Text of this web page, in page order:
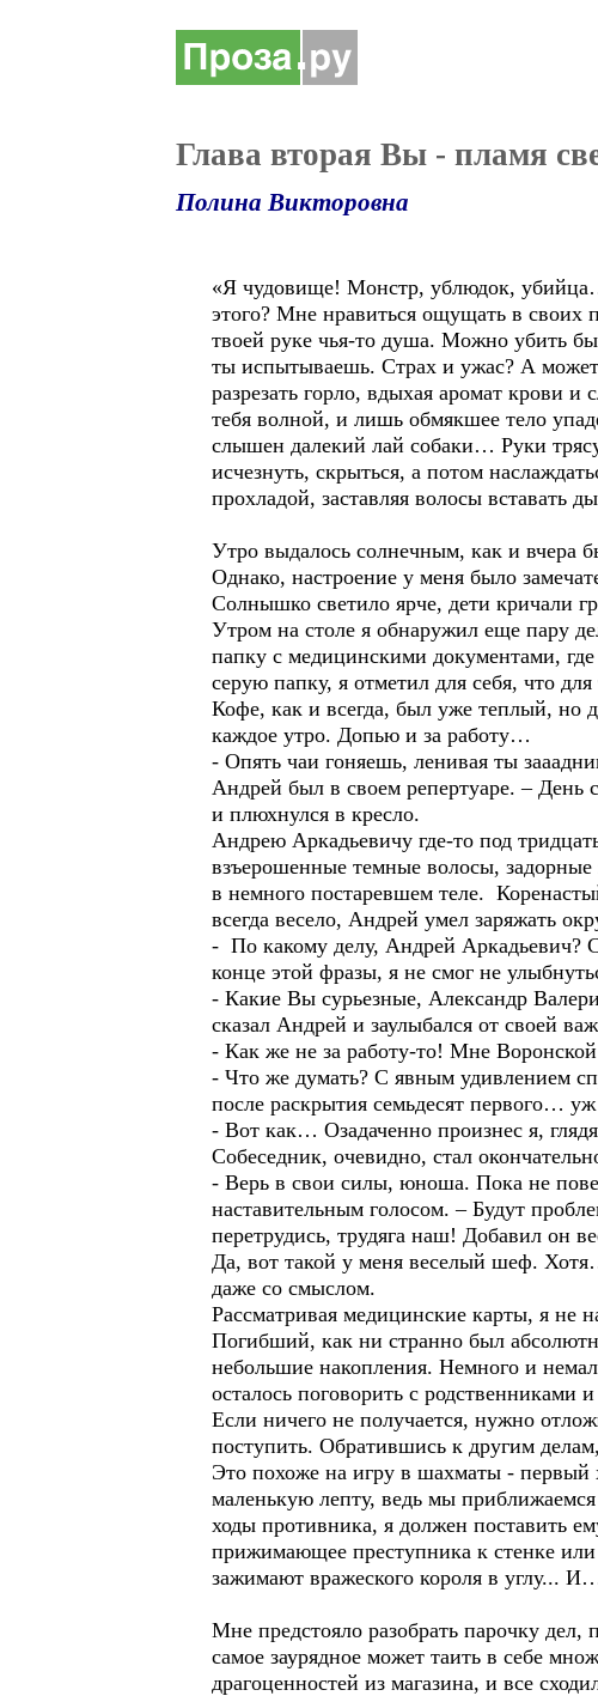
Глава вторая Вы - пламя
Полина Викторовна
«Я чудовище! Монстр, ублюдок,
этого? Мне нравиться ощущать в своих
твоей руке чья-то душа. Можно убить
ты испытываешь. Страх и ужас? А может
разрезать горло, вдыхая аромат крови
тебя волной, и лишь обмякшее тело
слышен далекий лай собаки… Руки
исчезнуть, скрыться, а потом
прохладой, заставляя волосы вставать
Утро выдалось солнечным, как и вчера
Однако, настроение у меня было
Солнышко светило ярче, дети кричали
Утром на столе я обнаружил еще пару
папку с медицинскими документами,
серую папку, я отметил для себя, что
Кофе, как и всегда, был уже теплый, но
каждое утро. Допью и за работу…
- Опять чаи гоняешь, ленивая ты
Андрей был в своем репертуаре. –
и плюхнулся в кресло.
Андрею Аркадьевичу где-то под
взъерошенные темные волосы,
в немного постаревшем теле.
всегда весело, Андрей умел заряжать
- По какому делу, Андрей Аркадьевич?
конце этой фразы, я не смог не
- Какие Вы сурьезные, Александр
сказал Андрей и заулыбался от своей
- Как же не за работу-то! Мне
- Что же думать? С явным удивлением
после раскрытия семьдесят первого…
- Вот как… Озадаченно произнес я,
Собеседник, очевидно, стал
- Верь в свои силы, юноша. Пока не
наставительным голосом. – Будут
перетрудись, трудяга наш! Добавил он
Да, вот такой у меня веселый шеф.
даже со смыслом.
Рассматривая медицинские карты, я не
Погибший, как ни странно был
небольшие накопления. Немного и
осталось поговорить с родственниками
Если ничего не получается, нужно
поступить. Обратившись к другим
Это похоже на игру в шахматы - первый
маленькую лепту, ведь мы
ходы противника, я должен поставить
прижимающее преступника к стенке
зажимают вражеского короля в углу...
Мне предстояло разобрать парочку дел,
самое заурядное может таить в себе
драгоценностей из магазина, и все